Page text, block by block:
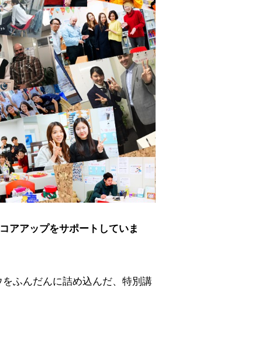
アアップをサポートしていま
ふんだんに詰め込んだ、特別講